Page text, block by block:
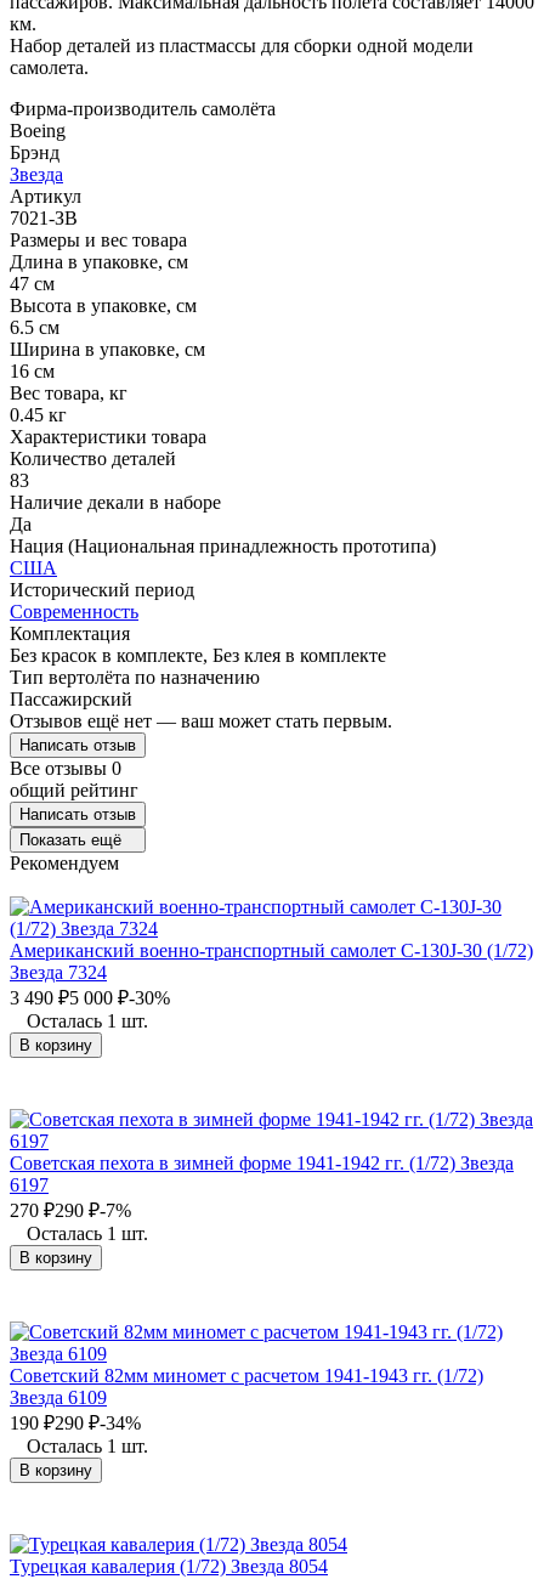
км.
Набор деталей из пластмассы для сборки одной модели
самолета.
Фирма-производитель самолёта
Boeing
Брэнд
Звезда
Артикул
7021-ЗВ
Размеры и вес товара
Длина в упаковке, см
47 см
Высота в упаковке, см
6.5 см
Ширина в упаковке, см
16 см
Вес товара, кг
0.45 кг
Характеристики товара
Количество деталей
83
Наличие декали в наборе
Да
Нация (Национальная принадлежность прототипа)
США
Исторический период
Современность
Комплектация
Без красок в комплекте, Без клея в комплекте
Тип вертолёта по назначению
Пассажирский
Отзывов ещё нет — ваш может стать первым.
Написать отзыв
Все отзывы 0
общий рейтинг
Написать отзыв
Показать ещё
Рекомендуем
Американский военно-транспортный самолет С-130J-30 (1/72)
Звезда 7324
3 490 ₽5 000 ₽-30%
Осталась 1 шт.
В корзину
Советская пехота в зимней форме 1941-1942 гг. (1/72) Звезда
6197
270 ₽290 ₽-7%
Осталась 1 шт.
В корзину
Советский 82мм миномет с расчетом 1941-1943 гг. (1/72)
Звезда 6109
190 ₽290 ₽-34%
Осталась 1 шт.
В корзину
Турецкая кавалерия (1/72) Звезда 8054